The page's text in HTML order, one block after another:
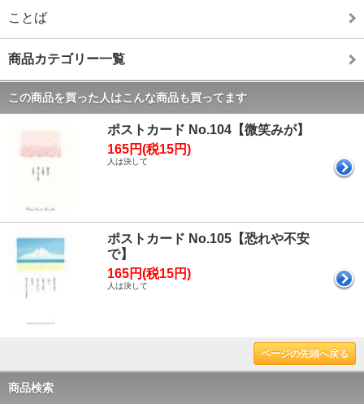
ことば
商品カテゴリー一覧
この商品を買った人はこんな商品も買ってます
ポストカード No.104【微笑みが】
165円(税15円)
人は決して
ポストカード No.105【恐れや不安
で】
165円(税15円)
人は決して
ページの先頭へ戻る
商品検索